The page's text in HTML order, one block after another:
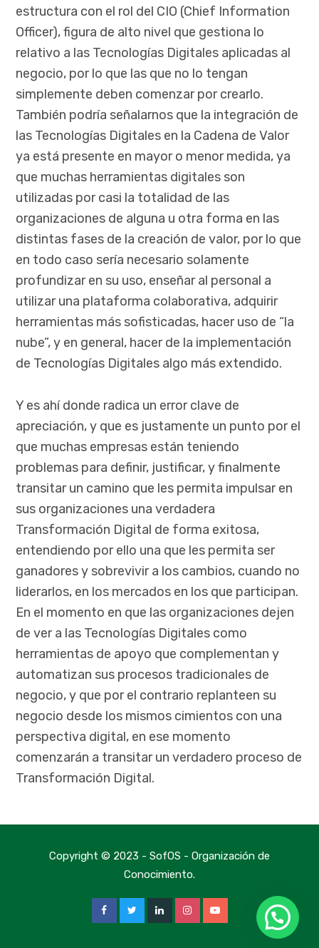
estructura con el rol del CIO (Chief Information
Officer), figura de alto nivel que gestiona lo
relativo a las Tecnologías Digitales aplicadas al
negocio, por lo que las que no lo tengan
simplemente deben comenzar por crearlo.
También podría señalarnos que la integración de
las Tecnologías Digitales en la Cadena de Valor
ya está presente en mayor o menor medida, ya
que muchas herramientas digitales son
utilizadas por casi la totalidad de las
organizaciones de alguna u otra forma en las
distintas fases de la creación de valor, por lo que
en todo caso sería necesario solamente
profundizar en su uso, enseñar al personal a
utilizar una plataforma colaborativa, adquirir
herramientas más sofisticadas, hacer uso de “la
nube”, y en general, hacer de la implementación
de Tecnologías Digitales algo más extendido.
Y es ahí donde radica un error clave de
apreciación, y que es justamente un punto por el
que muchas empresas están teniendo
problemas para definir, justificar, y finalmente
transitar un camino que les permita impulsar en
sus organizaciones una verdadera
Transformación Digital de forma exitosa,
entendiendo por ello una que les permita ser
ganadores y sobrevivir a los cambios, cuando no
liderarlos, en los mercados en los que participan.
En el momento en que las organizaciones dejen
de ver a las Tecnologías Digitales como
herramientas de apoyo que complementan y
automatizan sus procesos tradicionales de
negocio, y que por el contrario replanteen su
negocio desde los mismos cimientos con una
perspectiva digital, en ese momento
comenzarán a transitar un verdadero proceso de
Transformación Digital.
Copyright © 2023 - SofOS - Organización de
Conocimiento.